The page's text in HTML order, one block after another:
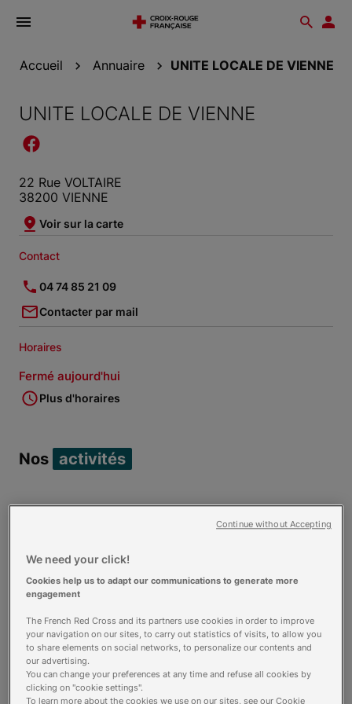
Ouvrir
Accueil Annuaire UNITE LOCALE DE VIENNE
UNITE LOCALE DE VIENNE
22 Rue VOLTAIRE
38200 VIENNE
Voir sur la carte
Contact
04 74 85 21 09
Contacter par mail
Horaires
Fermé aujourd'hui
Plus d'horaires
Nos activités
Croix-Rouge sur roues
Distribution alimentaire
We need your click!
Cookies help us to adapt our communications to generate more
engagement
The French Red Cross and its partners use cookies in order to improve
your navigation on our sites, to carry out statistics of visits, to allow you
to share elements on social networks, to personalize our contents and
our advertising.
You can change your preferences at any time and refuse all cookies by
clicking on "cookie settings".
To learn more about the cookies we use on our sites, see our Cookie
Continue without Accepting